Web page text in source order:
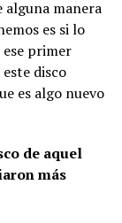
alguna manera
es si lo
primer
disco
es algo nuevo
de aquel
más